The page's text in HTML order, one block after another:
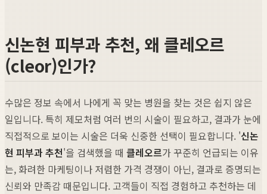
신논현 피부과 추천, 왜 클레오르
(cleor)인가?
수많은 정보 속에서 나에게 꼭 맞는 병원을 찾는 것은 쉽지 않은
일입니다. 특히 제모처럼 여러 번의 시술이 필요하고, 결과가 눈에
직접적으로 보이는 시술은 더욱 신중한 선택이 필요합니다. '신논
현 피부과 추천'을 검색했을 때 클레오르가 꾸준히 언급되는 이유
는, 화려한 마케팅이나 저렴한 가격 경쟁이 아닌, 결과로 증명되는
신뢰와 만족감 때문입니다. 고객들이 직접 경험하고 추천하는 데